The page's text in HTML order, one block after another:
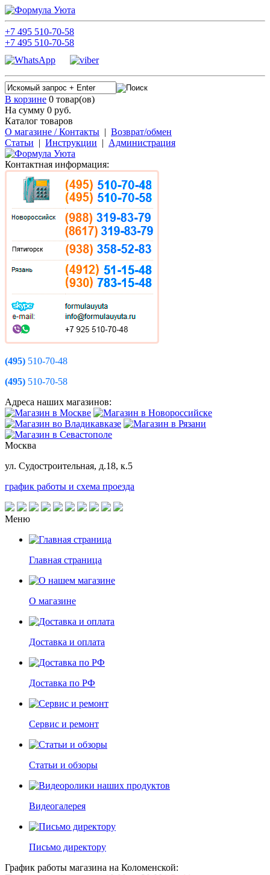
+7 495 510-70-58
+7 495 510-70-58
В корзине 0 товар(ов)
На сумму 0 руб.
Каталог товаров
О магазине / Контакты | Возврат/обмен
Статьи | Инструкции | Администрация
Контактная информация:
(495) 510-70-48
(495) 510-70-58
Адреса наших магазинов:
Москва
ул. Судостроительная, д.18, к.5
график работы и схема проезда
Меню
Главная страница
О магазине
Доставка и оплата
Доставка по РФ
Сервис и ремонт
Статьи и обзоры
Видеогалерея
Письмо директору
График работы магазина на Коломенской: